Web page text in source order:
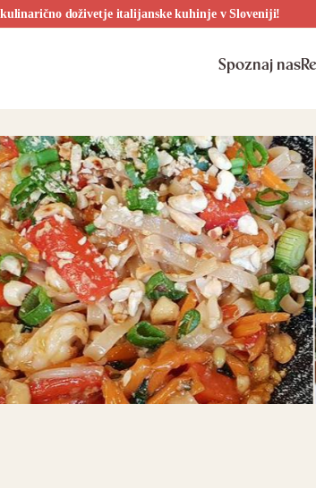
doživetje italijanske kuhinje v Sloveniji!
Spoznaj nas